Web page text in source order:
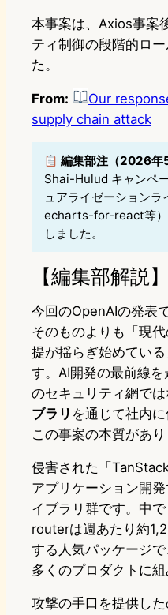
本事案は、Axios事案
ティ制御の段階的ロ
た。
From:
Our
supply chain attack
編集部注（2026年
Shai-Hulud キャンペ
ュアライゼーションラ
echarts-for-react等）
しました。
【編集部解説】
今回のOpenAIの発表
そのものよりも「現
提が揺らぎ始めてい
す。AI開発の最前線
のセキュリティ網で
ブラリ を通じて社内
この事案の本質があり
侵害された「
アプリケーション開
イブラリ群です。中
routerは週あたり約
する人気パッケージ
多くのプロダクトに組
攻撃の手口を提供し